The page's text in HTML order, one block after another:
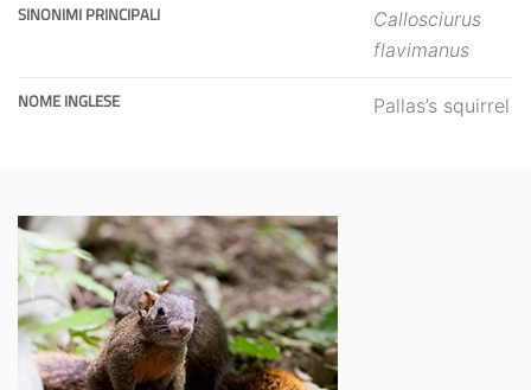
SINONIMI PRINCIPALI
Callosciurus
flavimanus
NOME INGLESE Pallas’s squirrel